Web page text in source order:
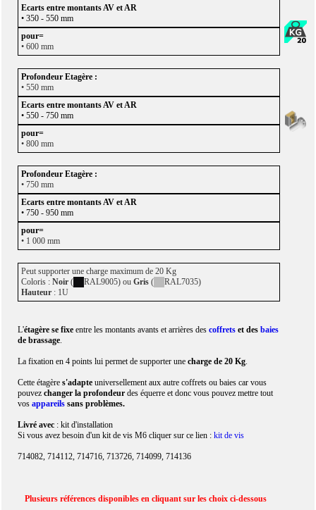
• 350 - 550 mm
• 600 mm
• 550 mm
• 550 - 750 mm
• 800 mm
• 750 mm
• 750 - 950 mm
• 1 000 mm
Peut supporter une charge maximum de 20 Kg
Coloris :Noir ( RAL9005) ouGris (
RAL7035)
Hauteur : 1U
L'étagère se fixe entre les montants avants et arrières descoffretset desbaies
de brassage.
La fixation en 4 points lui permet de supporter unecharge de 20 Kg.
Cette étagère s'adapteuniversellement aux autre coffrets ou baies car vous
pouvezchanger la profondeur des équerre et donc vous pouvez mettre tout
vos appareils sans problèmes.
Livré avec : kit d'installation
Si vous avez besoin d'un kit de vis M6 cliquer sur ce lien :kit de vis
714082, 714112, 714716, 713726, 714099, 714136
Plusieurs références disponibles en cliquant sur les choix ci-dessous